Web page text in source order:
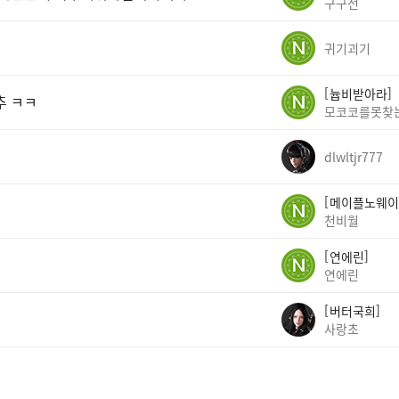
귀기괴기
ㅋㅋ
늅비받아라
모코코를못찾
dlwltjr777
메이플노웨
천비월
연에린
연에린
버터국희
사랑초